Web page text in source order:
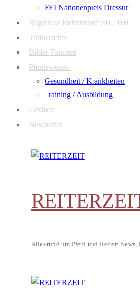
FEI Nationenpreis Dressur
Regionale Reitturniere SH / HH
Turnierreiter
Bilder Turniere
Pferdewesen
Gesundheit / Krankheiten
Training / Ausbildung
Lexikon
Newsletter
Alles rund um Pferd und Reiter: News,